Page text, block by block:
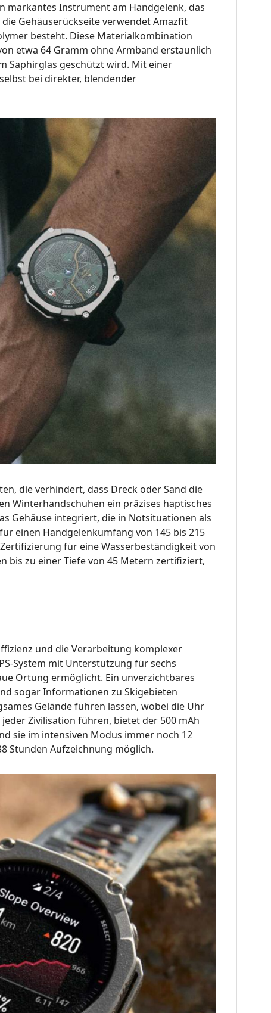
markantes Instrument am Handgelenk, das
Gehäuserückseite verwendet Amazfit
besteht. Diese Materialkombination
etwa 64 Gramm ohne Armband erstaunlich
Saphirglas geschützt wird. Mit einer
bei direkter, blendender
die verhindert, dass Dreck oder Sand die
Winterhandschuhen ein präzises haptisches
Gehäuse integriert, die in Notsituationen als
einen Handgelenkumfang von 145 bis 215
für eine Wasserbeständigkeit von
bis zu einer Tiefe von 45 Metern zertifiziert,
und die Verarbeitung komplexer
System mit Unterstützung für sechs
Ortung ermöglicht. Ein unverzichtbares
sogar Informationen zu Skigebieten
Gelände führen lassen, wobei die Uhr
Zivilisation führen, bietet der 500 mAh
sie im intensiven Modus immer noch 12
Stunden Aufzeichnung möglich.